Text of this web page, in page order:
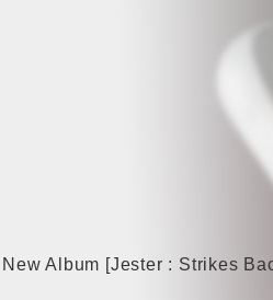
New Album [Jester : Strikes